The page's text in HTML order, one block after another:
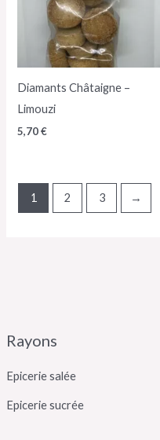
Rayons
Epicerie salée
Epicerie sucrée
Diamants Châtaigne –
Limouzi
5,70€
1 2 3 →